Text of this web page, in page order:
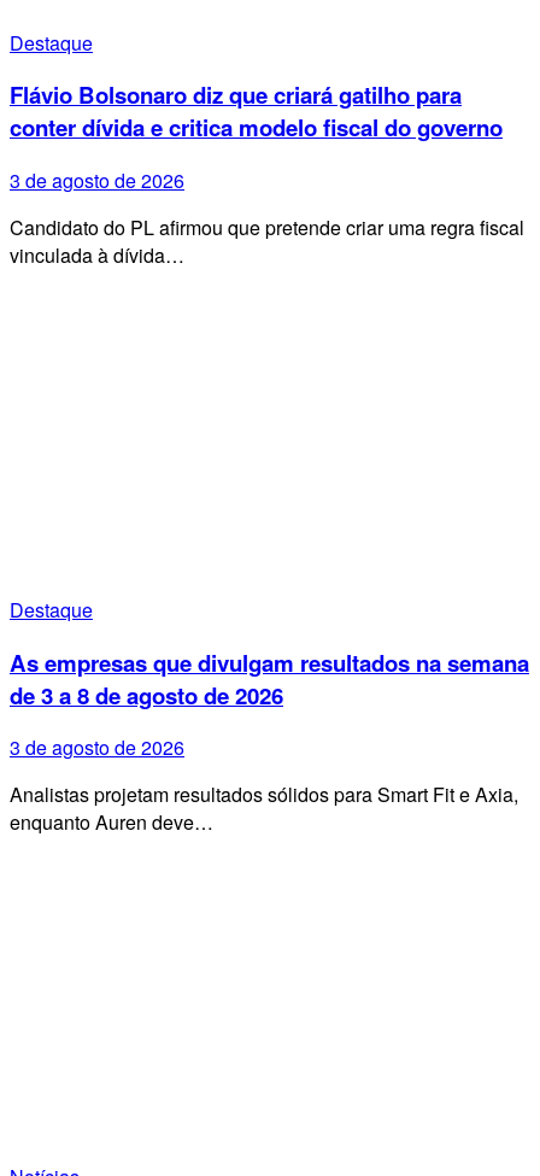
Destaque
Flávio Bolsonaro diz que criará gatilho para
conter dívida e critica modelo fiscal do governo
3 de agosto de 2026
Candidato do PL afirmou que pretende criar uma regra fiscal
vinculada à dívida…
Destaque
As empresas que divulgam resultados na semana
de 3 a 8 de agosto de 2026
3 de agosto de 2026
Analistas projetam resultados sólidos para Smart Fit e Axia,
enquanto Auren deve…